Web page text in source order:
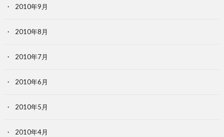
2010年9月
2010年8月
2010年7月
2010年6月
2010年5月
2010年4月